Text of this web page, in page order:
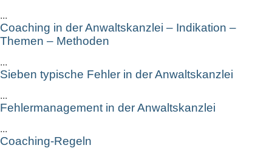
...
Coaching in der Anwaltskanzlei – Indikation –
Themen – Methoden
...
Sieben typische Fehler in der Anwaltskanzlei
...
Fehlermanagement in der Anwaltskanzlei
...
Coaching-Regeln